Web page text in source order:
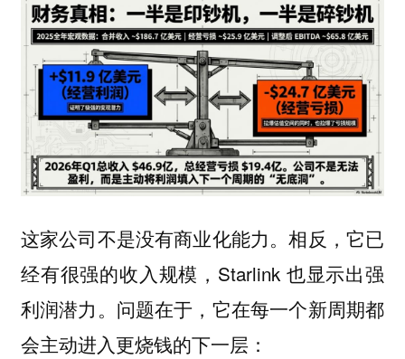
这家公司不是没有商业化能力。相反，它已
经有很强的收入规模，Starlink 也显示出强
利润潜力。问题在于，它在每一个新周期都
会主动进入更烧钱的下一层：